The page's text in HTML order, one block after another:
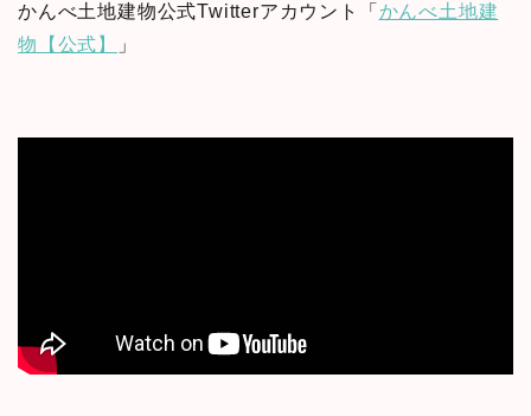
かんべ土地建物公式Twitterアカウント「 かんべ土地建
物【公式】
」